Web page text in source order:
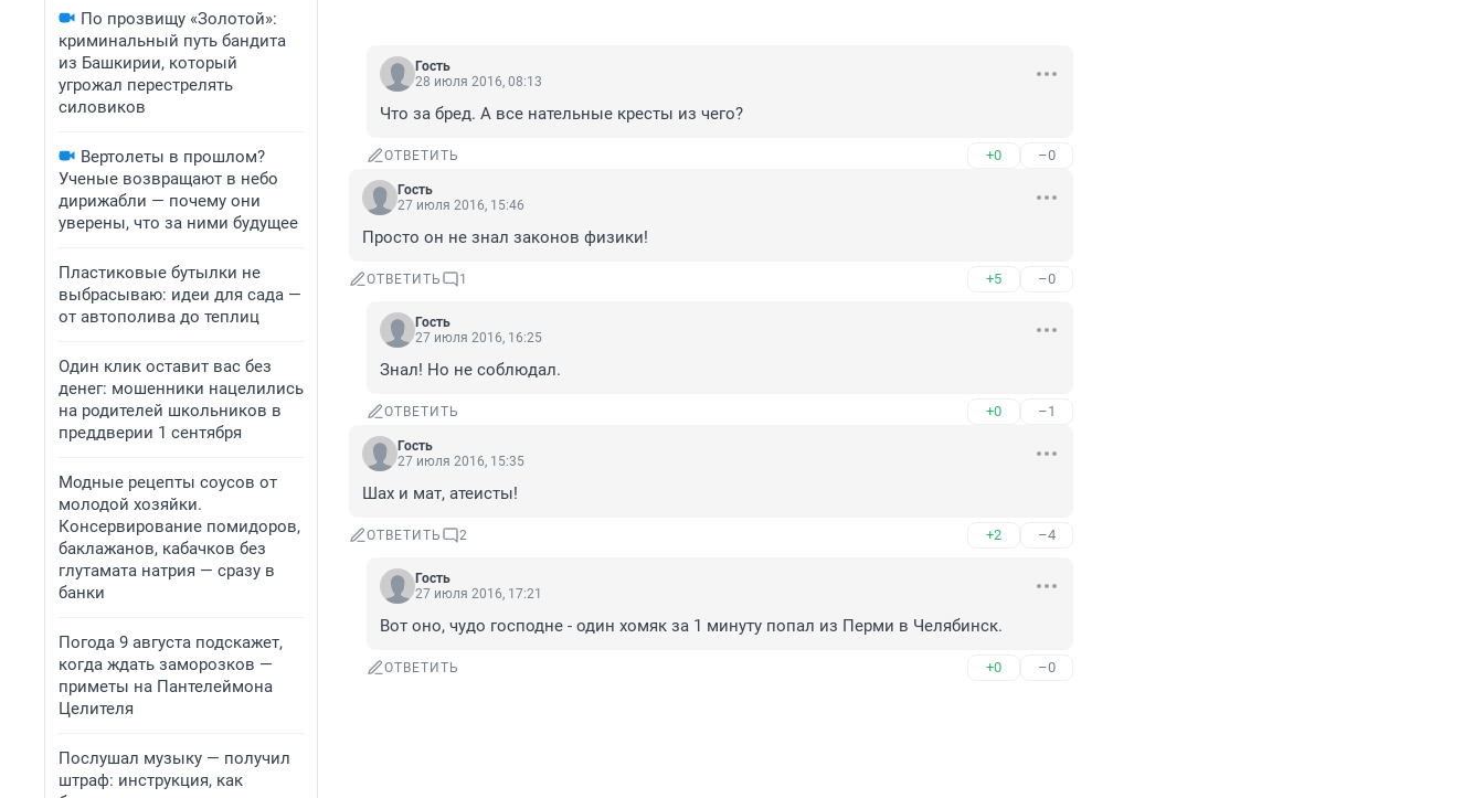
По прозвищу «Золотой»:
криминальный путь бандита
из Башкирии, который
угрожал перестрелять
силовиков
Вертолеты в прошлом?
Ученые возвращают в небо
дирижабли — почему они
уверены, что за ними будущее
Пластиковые бутылки не
выбрасываю: идеи для сада —
от автополива до теплиц
Один клик оставит вас без
денег: мошенники нацелились
на родителей школьников в
преддверии 1 сентября
Модные рецепты соусов от
молодой хозяйки.
Консервирование помидоров,
баклажанов, кабачков без
глутамата натрия — сразу в
банки
Погода 9 августа подскажет,
когда ждать заморозков —
приметы на Пантелеймона
Целителя
Послушал музыку — получил
штраф: инструкция, как
Гость
28 июля 2016, 08:13
Что за бред. А все нательные кресты из чего?
ОТВЕТИТЬ +0 –0
Гость
27 июля 2016, 15:46
Просто он не знал законов физики!
ОТВЕТИТЬ 1 +5 –0
Гость
27 июля 2016, 16:25
Знал! Но не соблюдал.
ОТВЕТИТЬ +0 –1
Гость
27 июля 2016, 15:35
Шах и мат, атеисты!
ОТВЕТИТЬ 2 +2 –4
Гость
27 июля 2016, 17:21
Вот оно, чудо господне - один хомяк за 1 минуту попал из Перми в Челябинск.
ОТВЕТИТЬ +0 –0